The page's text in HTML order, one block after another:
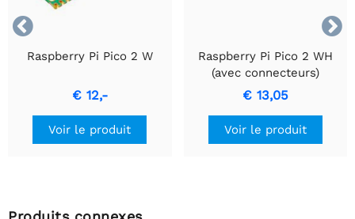


Raspberry Pi Pico 2 W
€ 12,-
Voir le produit
Raspberry Pi Pico 2 WH
(avec connecteurs)
€ 13,05
Voir le produit